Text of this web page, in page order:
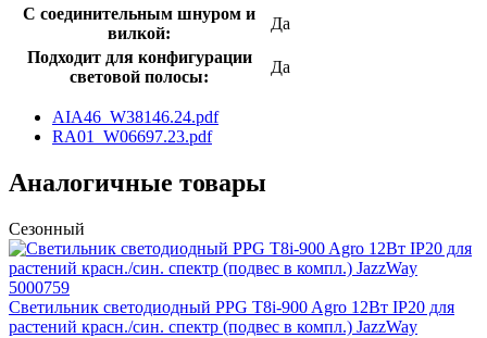
С соединительным шнуром и
вилкой:
Да
Подходит для конфигурации
световой полосы:
Да
AIA46_W38146.24.pdf
RA01_W06697.23.pdf
Аналогичные товары
Сезонный
Светильник светодиодный PPG T8i-900 Agro 12Вт IP20 для
растений красн./син. спектр (подвес в компл.) JazzWay